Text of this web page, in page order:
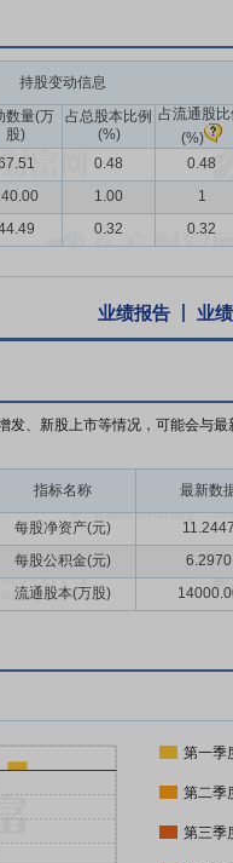
持股变动信息
数量(万
股)
占总股本比例
(%)
占流通股
(%)
0.48
0.48
1.00
1
0.32 0.32
业绩报告 业
发、新股上市等情况，可能会与最
指标名称 最新数
每股净资产(元)
每股公积金(元)
6.2970
流通股本(万股)
第一季
第二季
第三季